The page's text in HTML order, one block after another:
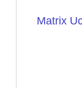
Matrix